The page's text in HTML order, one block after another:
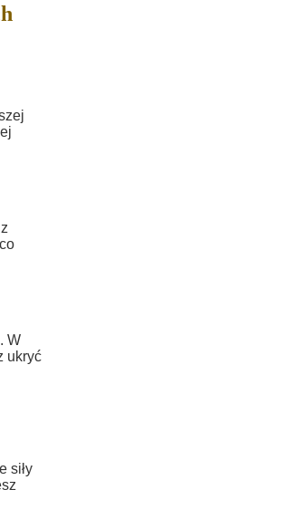
W
ukryć
siły